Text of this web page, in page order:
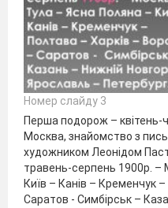
Номер слайду 3
Перша подорож – квітень-
Москва, знайомство з
художником Леонідом
травень-серпень 1900р.
Київ – Канів – Кременчук
Саратов - Симбірськ –